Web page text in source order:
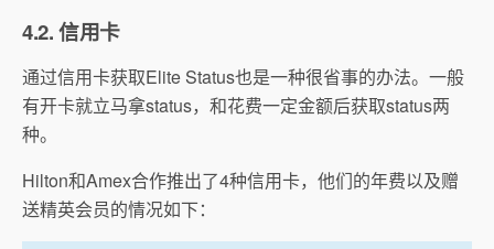
4.2. 信用卡
通过信用卡获取Elite Status也是一种很省事的办法。一般
有开卡就立马拿status，和花费一定金额后获取status两
种。
Hilton和Amex合作推出了4种信用卡，他们的年费以及赠
送精英会员的情况如下：